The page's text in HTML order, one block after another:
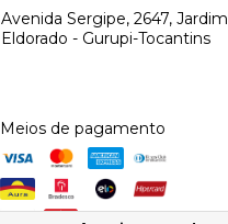
Avenida Sergipe, 2647, Jardim
Eldorado - Gurupi-Tocantins
Meios de pagamento